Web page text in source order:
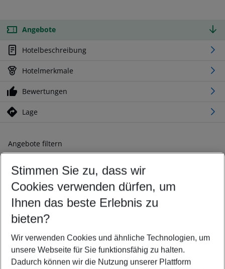
Angebote
Hotelbeschreibung
Hotelmerkmale
Bewertungen
Lage
Angebote filtern
Ändern Sie Ihre Kriterien nach Ihren Wünschen
Abflughafen wählen
Beliebiger Abflughafen
Reisezeitraum wählen
09.08.26– 07.08.27 5-8 Nächte
2 Erwachsene Keine Kinder
Mehr Filter anzeigen
Stimmen Sie zu, dass wir
Cookies verwenden dürfen, um
Ihnen das beste Erlebnis zu
bieten?
Wir verwenden Cookies und ähnliche Technologien, um
unsere Webseite für Sie funktionsfähig zu halten.
Dadurch können wir die Nutzung unserer Plattform